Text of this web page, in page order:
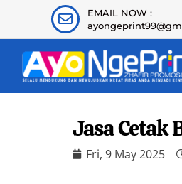
EMAIL NOW :
Jasa Cetak
Fri, 9 May 2025